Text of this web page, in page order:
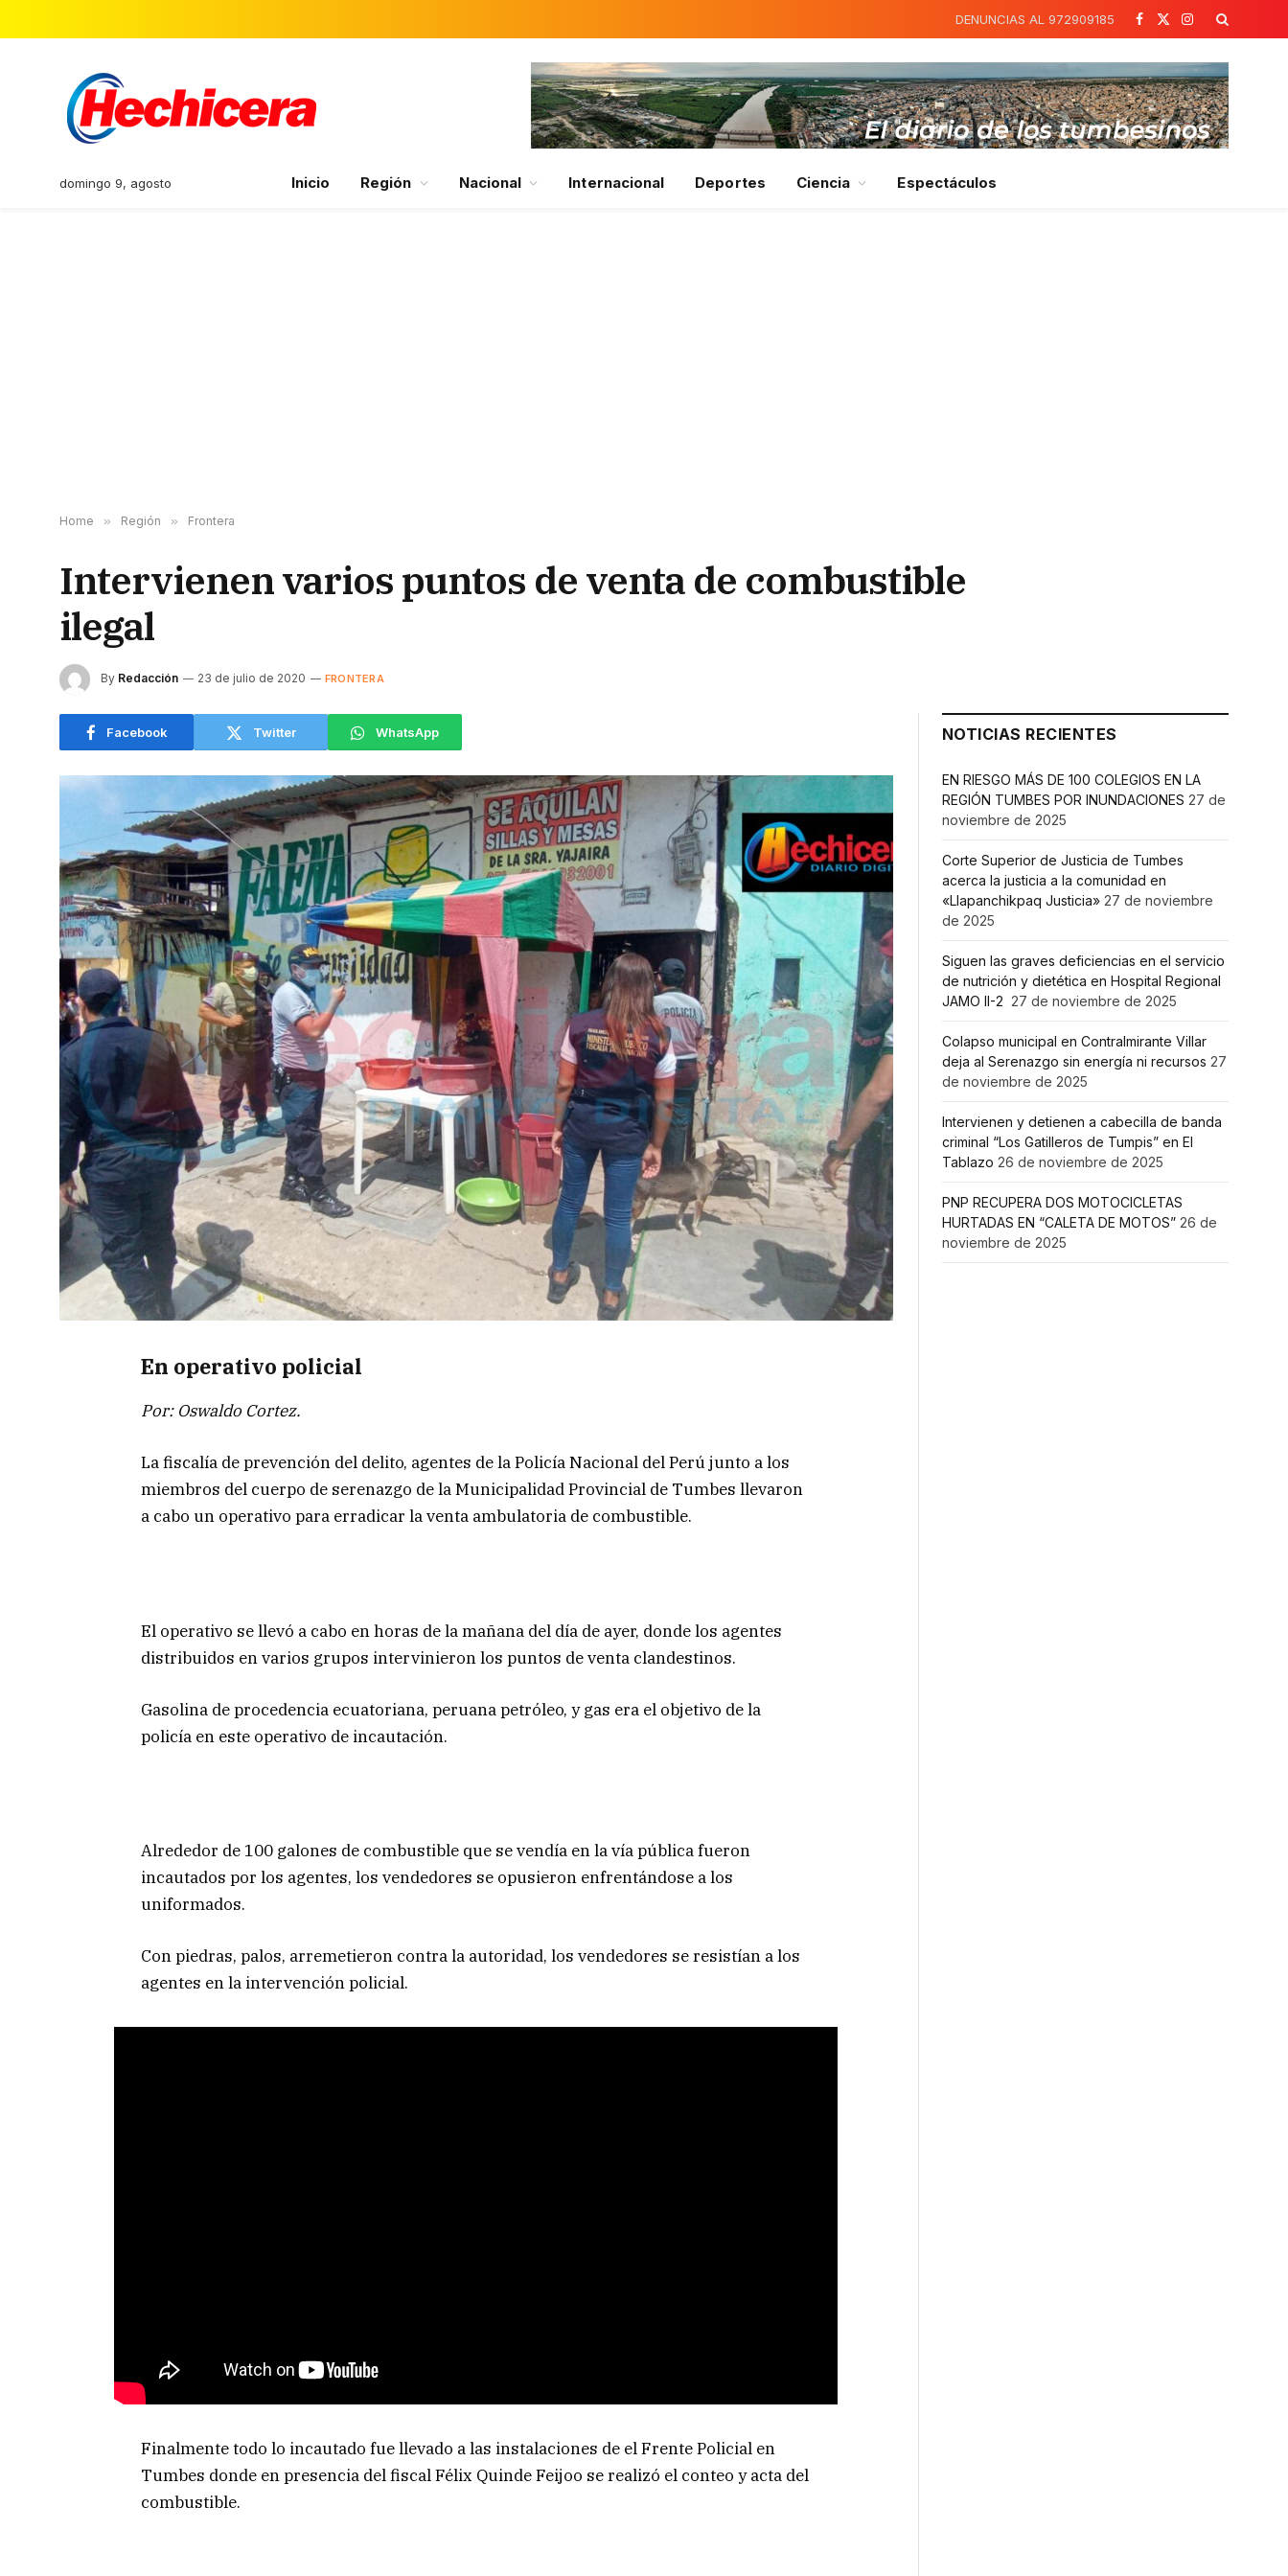
DENUNCIAS AL 972909185
Facebook
X
Instagram
domingo 9, agosto Inicio Región Nacional Internacional Deportes Ciencia Espectáculos
Home » Región » Frontera
Intervienen varios puntos de venta de combustible
ilegal
By Redacción 23 de julio de 2020 FRONTERA
Facebook Twitter WhatsApp
En operativo policial
Por: Oswaldo Cortez.
La fiscalía de prevención del delito, agentes de la Policía Nacional del Perú junto a los
miembros del cuerpo de serenazgo de la Municipalidad Provincial de Tumbes llevaron
a cabo un operativo para erradicar la venta ambulatoria de combustible.
El operativo se llevó a cabo en horas de la mañana del día de ayer, donde los agentes
distribuidos en varios grupos intervinieron los puntos de venta clandestinos.
Gasolina de procedencia ecuatoriana, peruana petróleo, y gas era el objetivo de la
policía en este operativo de incautación.
Alrededor de 100 galones de combustible que se vendía en la vía pública fueron
incautados por los agentes, los vendedores se opusieron enfrentándose a los
uniformados.
Con piedras, palos, arremetieron contra la autoridad, los vendedores se resistían a los
agentes en la intervención policial.
Finalmente todo lo incautado fue llevado a las instalaciones de el Frente Policial en
Tumbes donde en presencia del fiscal Félix Quinde Feijoo se realizó el conteo y acta del
combustible.
NOTICIAS RECIENTES
EN RIESGO MÁS DE 100 COLEGIOS EN LA
REGIÓN TUMBES POR INUNDACIONES 27 de
noviembre de 2025
Corte Superior de Justicia de Tumbes
acerca la justicia a la comunidad en
«Llapanchikpaq Justicia» 27 de noviembre
de 2025
Siguen las graves deficiencias en el servicio
de nutrición y dietética en Hospital Regional
JAMO II-2 27 de noviembre de 2025
Colapso municipal en Contralmirante Villar
deja al Serenazgo sin energía ni recursos 27
de noviembre de 2025
Intervienen y detienen a cabecilla de banda
criminal “Los Gatilleros de Tumpis” en El
Tablazo 26 de noviembre de 2025
PNP RECUPERA DOS MOTOCICLETAS
HURTADAS EN “CALETA DE MOTOS” 26 de
noviembre de 2025